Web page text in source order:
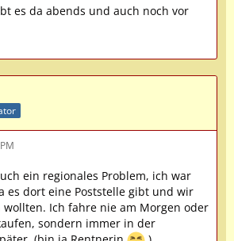
es da abends und auch noch vor
ein regionales Problem, ich war
es dort eine Poststelle gibt und wir
wollten. Ich fahre nie am Morgen oder
sondern immer in der